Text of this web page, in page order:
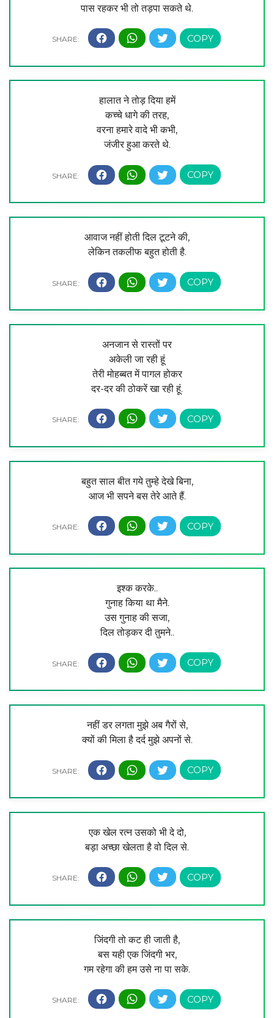
पास रहकर भी तो तड़पा सकते थे.
हालात ने तोड़ दिया हमें
कच्चे धागे की तरह,
वरना हमारे वादे भी कभी,
जंजीर हुआ करते थे.
आवाज नहीं होती दिल टूटने की,
लेकिन तकलीफ बहुत होती है.
अनजान से रास्तों पर
अकेली जा रही हूं
तेरी मोहब्बत में पागल होकर
दर-दर की ठोकरें खा रही हूं.
बहुत साल बीत गये तुम्हे देखे बिना,
आज भी सपने बस तेरे आते हैं.
इश्क करके..
गुनाह किया था मैने.
उस गुनाह की सजा,
दिल तोड़कर दी तुमने..
नहीं डर लगता मुझे अब गैरों से,
क्यों की मिला है दर्द मुझे अपनों से.
एक खेल रत्न उसको भी दे दो,
बड़ा अच्छा खेलता है वो दिल से.
जिंदगी तो कट ही जाती है,
बस यही एक जिंदगी भर,
गम रहेगा की हम उसे ना पा सके.